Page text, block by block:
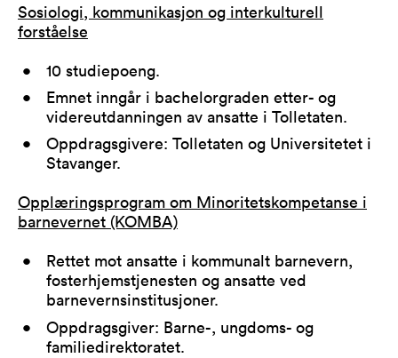
Sosiologi, kommunikasjon og interkulturell
forståelse
10 studiepoeng.
Emnet inngår i bachelorgraden etter- og
videreutdanningen av ansatte i Tolletaten.
Oppdragsgivere: Tolletaten og Universitetet i
Stavanger.
Opplæringsprogram om Minoritetskompetanse i
barnevernet (KOMBA)
Rettet mot ansatte i kommunalt barnevern,
fosterhjemstjenesten og ansatte ved
barnevernsinstitusjoner.
Oppdragsgiver: Barne-, ungdoms- og
familiedirektoratet.